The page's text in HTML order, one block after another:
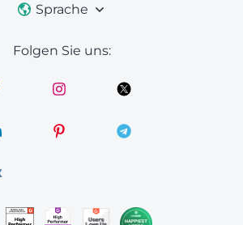
Sprache
Folgen Sie uns: